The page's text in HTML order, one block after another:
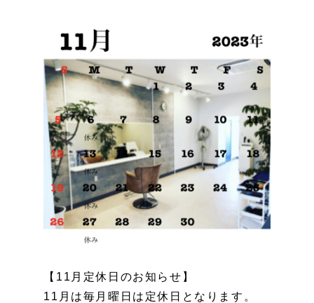
【11月定休日のお知らせ】
11月は毎月曜日は定休日となります。